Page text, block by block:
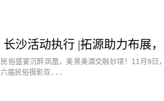
民俗盛宴沉醉凤凰，美景美酒交融妙境！11月9日
六届民俗摄影双...